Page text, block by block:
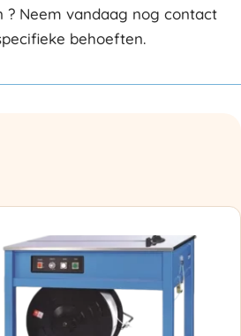
Neem vandaag nog contact
behoeften.